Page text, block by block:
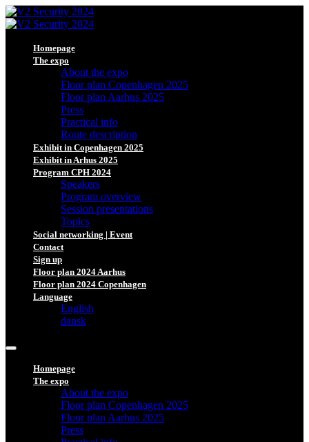
Homepage
The expo
About the expo
Floor plan Copenhagen 2025
Floor plan Aarhus 2025
Press
Practical info
Route description
Exhibit in Copenhagen 2025
Exhibit in Arhus 2025
Program CPH 2024
Speakers
Program overview
Session presentations
Topics
Social networking | Event
Contact
Sign up
Floor plan 2024 Aarhus
Floor plan 2024 Copenhagen
Language
English
dansk
Homepage
The expo
About the expo
Floor plan Copenhagen 2025
Floor plan Aarhus 2025
Press